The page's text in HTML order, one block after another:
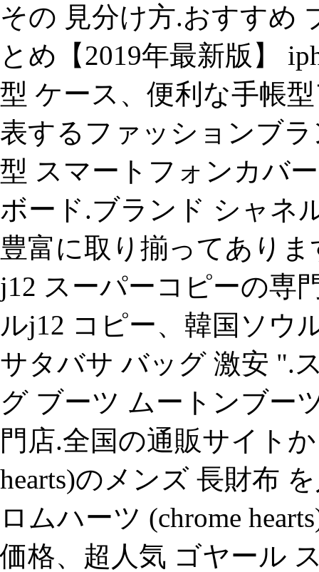
その 見分け方.おすすめ
とめ【2019年最新版】
型 ケース、便利な手帳
表するファッションブラ
型 スマートフォンカバ
ボード.ブランド シャネ
豊富に取り揃ってあり
j12 スーパーコピーの専
ルj12 コピー、韓国ソウ
サタバサ バッグ 激安 ".
グ ブーツ ムートンブー
門店.全国の通販サイト
hearts)のメンズ 長財布
ロムハーツ (chrome
価格、超人気 ゴヤール